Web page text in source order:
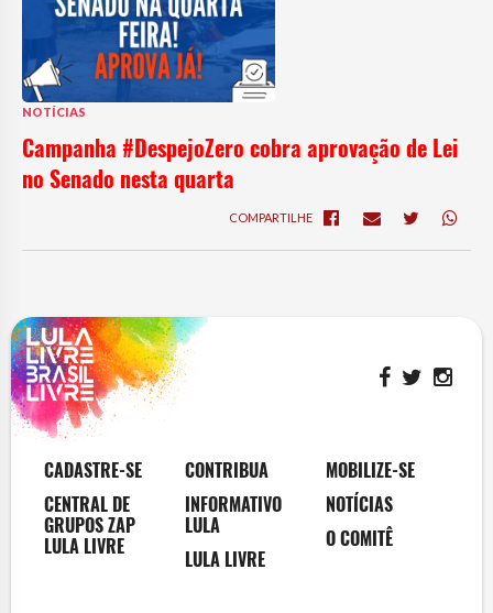
NOTÍCIAS
Campanha #DespejoZero cobra aprovação de Lei
no Senado nesta quarta
COMPARTILHE
CADASTRE-SE
CENTRAL DE
GRUPOS ZAP
LULA LIVRE
CONTRIBUA
INFORMATIVO
LULA
LULA LIVRE
MOBILIZE-SE
NOTÍCIAS
O COMITÊ